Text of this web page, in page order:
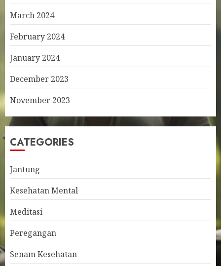
March 2024
February 2024
January 2024
December 2023
November 2023
CATEGORIES
Jantung
Kesehatan Mental
Meditasi
Peregangan
Senam Kesehatan